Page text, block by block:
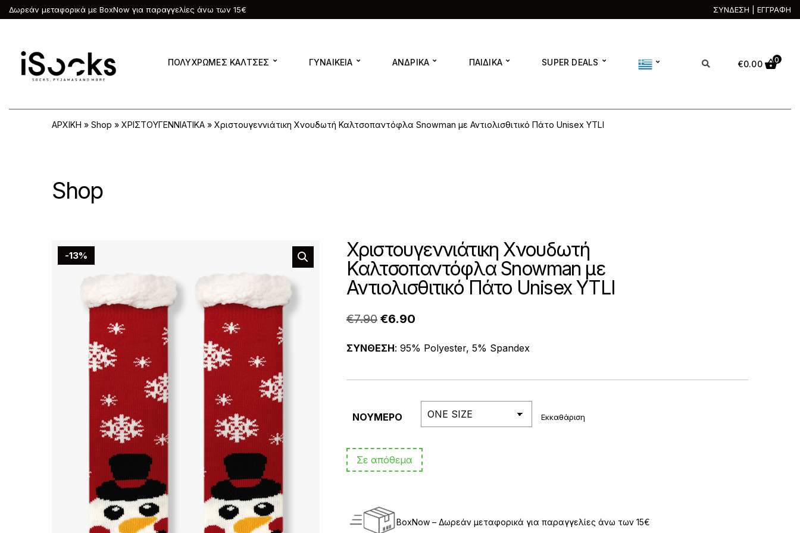
Δωρεάν μεταφορικά με BoxNow για παραγγελίες άνω των 15€ ΣΥΝΔΕΣΗ | ΕΓΓΡΑΦΗ
ΠΟΛΥΧΡΩΜΕΣ ΚΑΛΤΣΕΣ ΓΥΝΑΙΚΕΙΑ ΑΝΔΡΙΚΑ ΠΑΙΔΙΚΑ SUPER DEALS €0.00 0
ΑΡΧΙΚΗ » Shop » ΧΡΙΣΤΟΥΓΕΝΝΙΑΤΙΚΑ » Χριστουγεννιάτικη Χνουδωτή Καλτσοπαντόφλα Snowman με Αντιολισθιτικό Πάτο Unisex YTLI
Shop
-13%
Χριστουγεννιάτικη Χνουδωτή
Καλτσοπαντόφλα Snowman με
Αντιολισθιτικό Πάτο Unisex YTLI
€7.90 Original
was:
€6.90
τιμή
ΣΥΝΘΕΣΗ: 95% Polyester, 5% Spandex
ΝΟΥΜΕΡΟ Εκκαθάριση
Σε απόθεμα
BoxNow – Δωρεάν μεταφορικά για παραγγελίες άνω των 15€